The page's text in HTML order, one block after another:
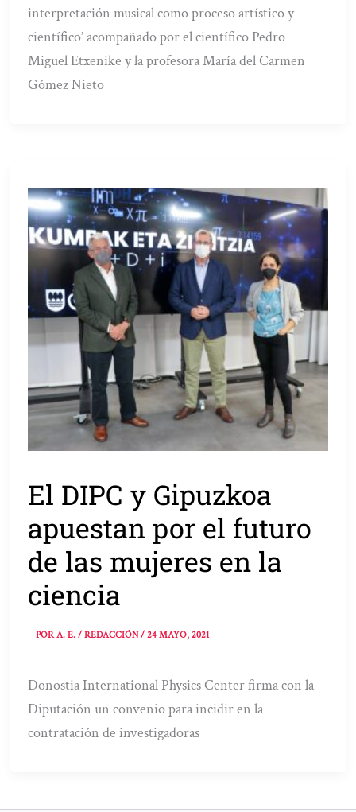
interpretación musical como proceso artístico y
científico’ acompañado por el científico Pedro
Miguel Etxenike y la profesora María del Carmen
Gómez Nieto
El DIPC y Gipuzkoa
apuestan por el futuro
de las mujeres en la
ciencia
PORA. E. / REDACCIÓN/24 MAYO, 2021
Donostia International Physics Center firma con la
Diputación un convenio para incidir en la
contratación de investigadoras